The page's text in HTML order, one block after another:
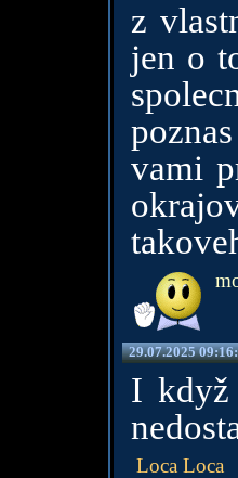
z
jen o
vami
29.07.2025
I když
Loca Loca